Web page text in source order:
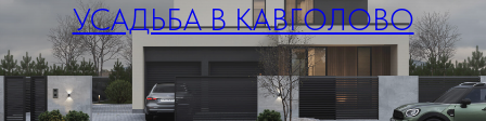
УСАДЬБА В КАВГОЛОВО